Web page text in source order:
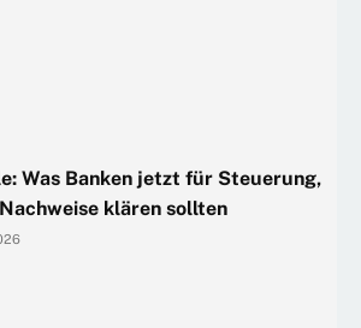
Was Banken jetzt für Steuerung,
klären sollten